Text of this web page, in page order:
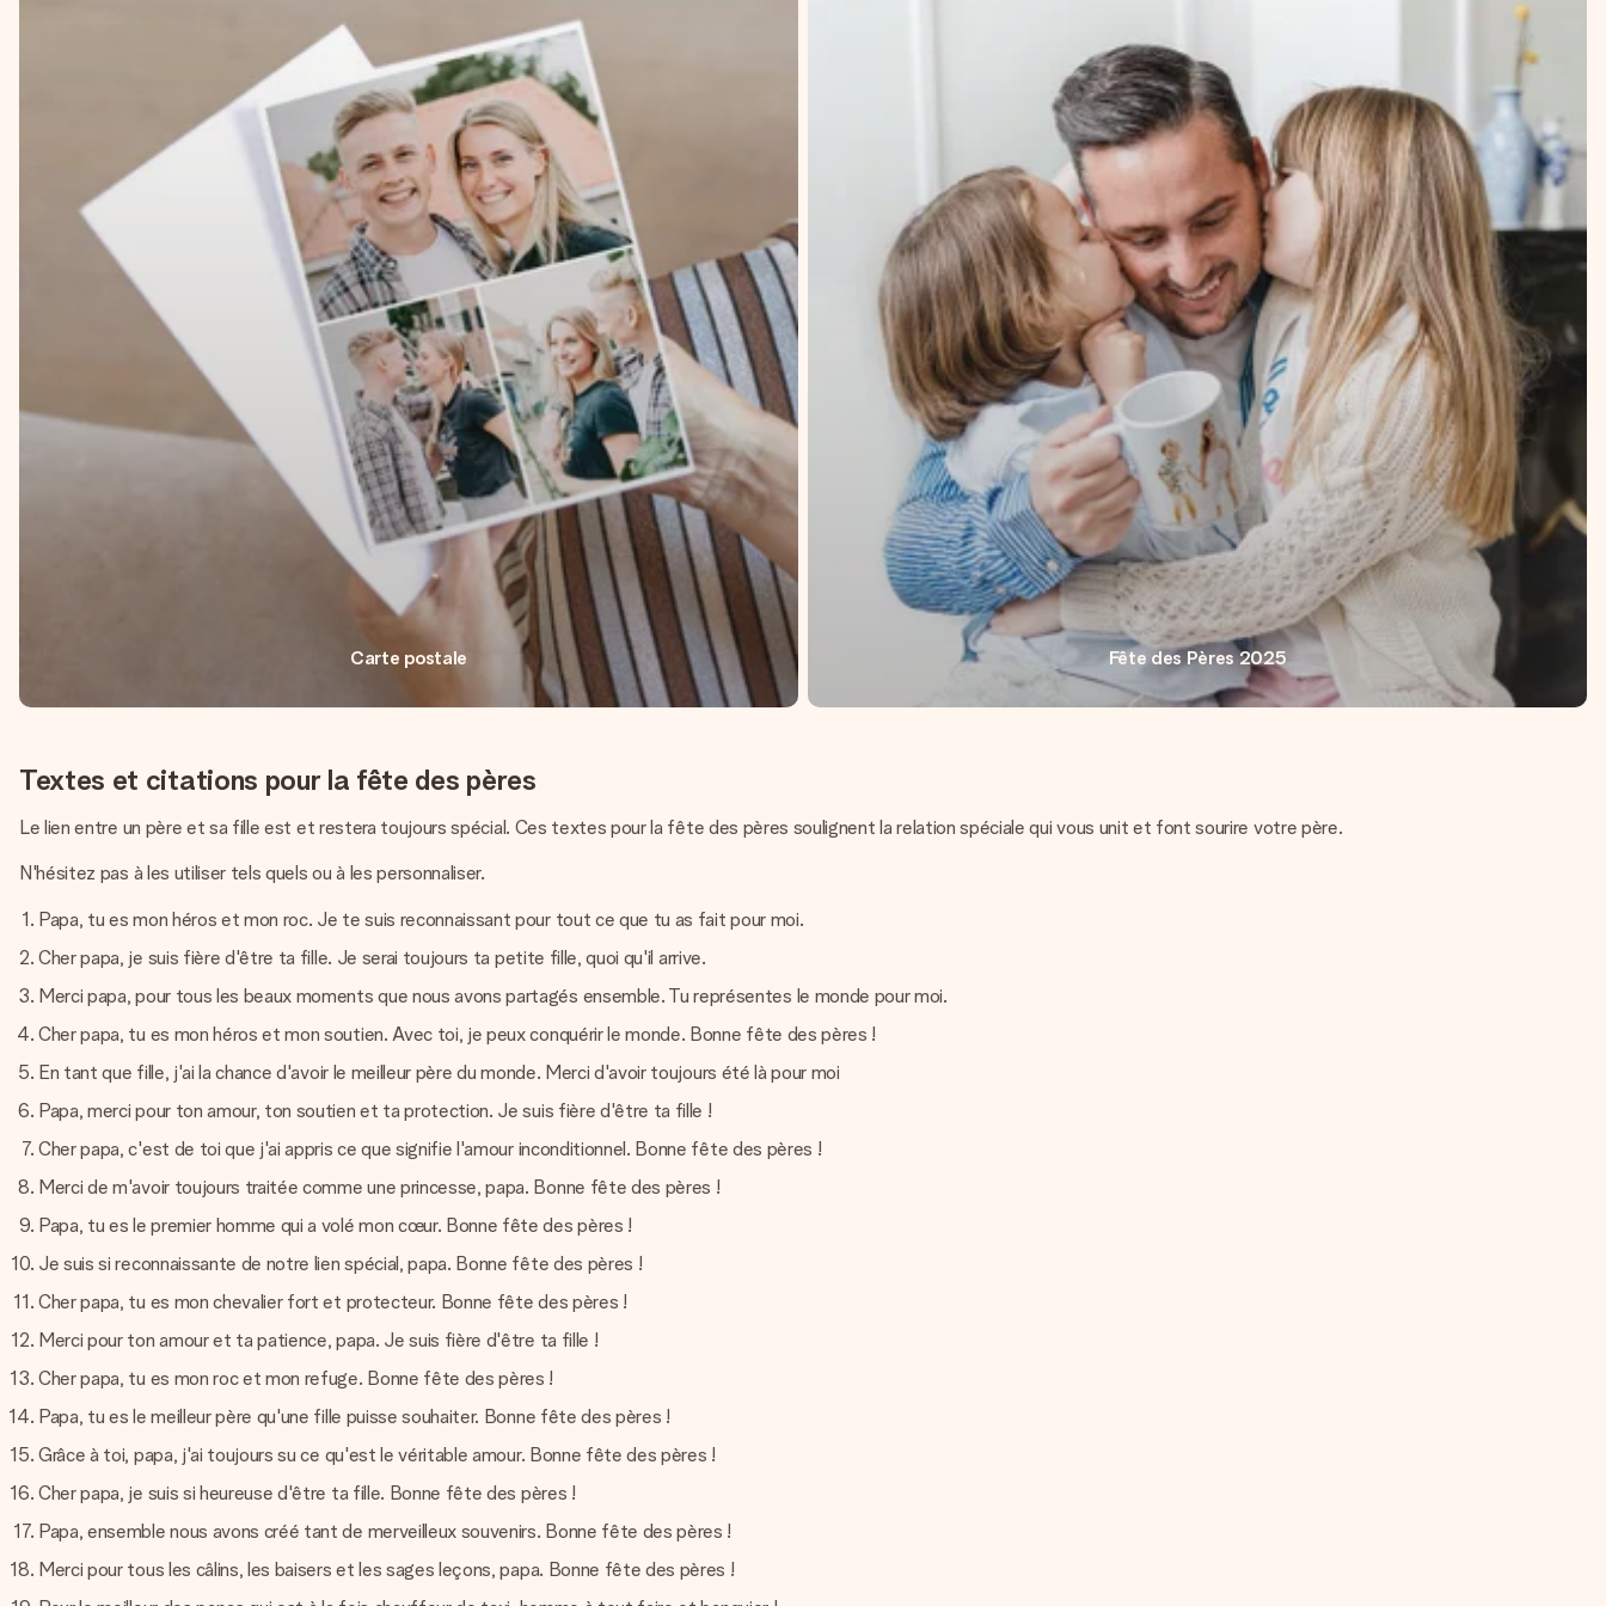
Carte postale Fête des Pères 2025
Textes et citations pour la fête des pères
Le lien entre un père et sa fille est et restera toujours spécial. Ces textes pour la fête des pères soulignent la relation spéciale qui vous unit et font sourire votre père.
N'hésitez pas à les utiliser tels quels ou à les personnaliser.
Papa, tu es mon héros et mon roc. Je te suis reconnaissant pour tout ce que tu as fait pour moi.
Cher papa, je suis fière d'être ta fille. Je serai toujours ta petite fille, quoi qu'il arrive.
Merci papa, pour tous les beaux moments que nous avons partagés ensemble. Tu représentes le monde pour moi.
Cher papa, tu es mon héros et mon soutien. Avec toi, je peux conquérir le monde. Bonne fête des pères !
En tant que fille, j'ai la chance d'avoir le meilleur père du monde. Merci d'avoir toujours été là pour moi
Papa, merci pour ton amour, ton soutien et ta protection. Je suis fière d'être ta fille !
Cher papa, c'est de toi que j'ai appris ce que signifie l'amour inconditionnel. Bonne fête des pères !
Merci de m'avoir toujours traitée comme une princesse, papa. Bonne fête des pères !
Papa, tu es le premier homme qui a volé mon cœur. Bonne fête des pères !
Je suis si reconnaissante de notre lien spécial, papa. Bonne fête des pères !
Cher papa, tu es mon chevalier fort et protecteur. Bonne fête des pères !
Merci pour ton amour et ta patience, papa. Je suis fière d'être ta fille !
Cher papa, tu es mon roc et mon refuge. Bonne fête des pères !
Papa, tu es le meilleur père qu'une fille puisse souhaiter. Bonne fête des pères !
Grâce à toi, papa, j'ai toujours su ce qu'est le véritable amour. Bonne fête des pères !
Cher papa, je suis si heureuse d'être ta fille. Bonne fête des pères !
Papa, ensemble nous avons créé tant de merveilleux souvenirs. Bonne fête des pères !
Merci pour tous les câlins, les baisers et les sages leçons, papa. Bonne fête des pères !